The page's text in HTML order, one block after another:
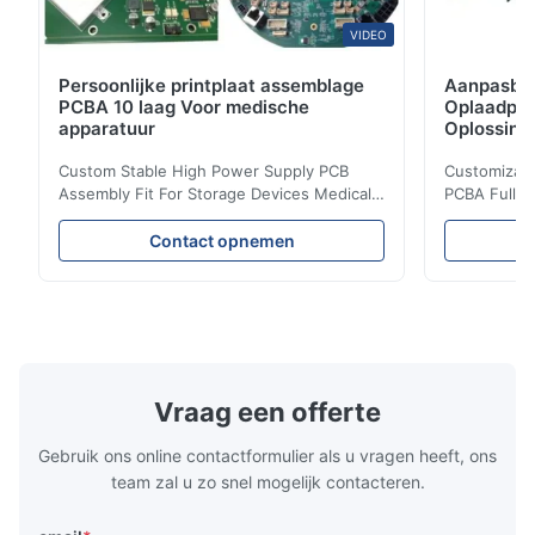
VIDEO
Persoonlijke printplaat assemblage
PCBA 10 laag Voor medische
apparatuur
Custom Stable High Power Supply PCB
Assembly Fit For Storage Devices Medical
Equipment Ring PCB, your PCB & PCBA
Turnkey Solutions | Professional Circuit
Manufacturing Expert 1.What's High -
providing the necessary power for various
electronic devices and systems. 2.Features
Contact opnemen
PCBA Full
Supplier 1.
10+ years
Vraag een offerte
Gebruik ons online contactformulier als u vragen heeft, ons
team zal u zo snel mogelijk contacteren.